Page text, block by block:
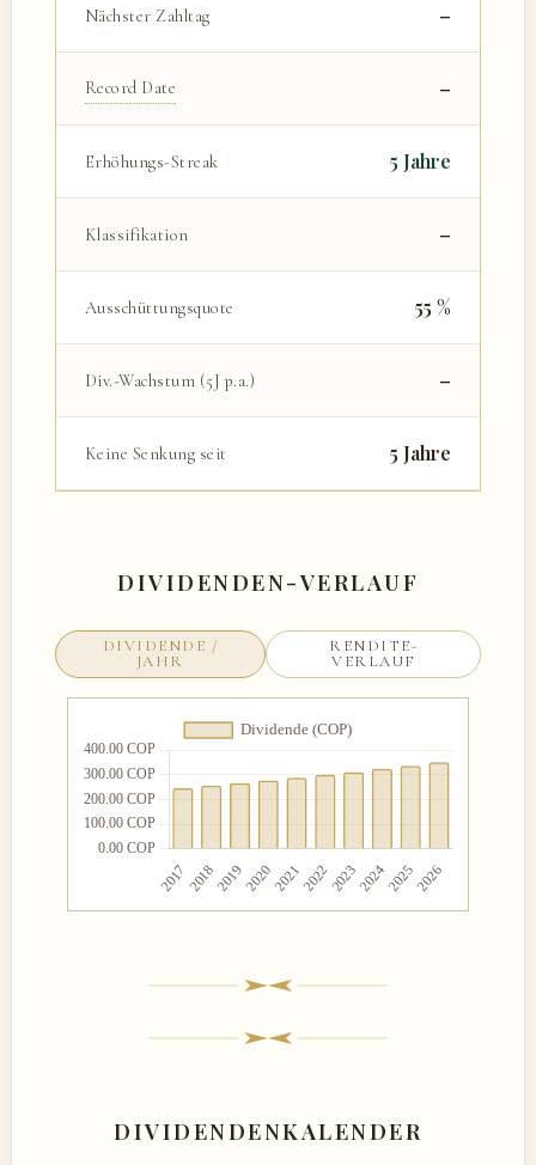
Nächster Zahltag –
Record Date –
Erhöhungs-Streak 5 Jahre
Klassifikation –
Ausschüttungsquote 55 %
Div.-Wachstum (5J p.a.) –
Keine Senkung seit 5 Jahre
DIVIDENDEN-VERLAUF
DIVIDENDE /
JAHR
RENDITE-
VERLAUF
DIVIDENDENKALENDER